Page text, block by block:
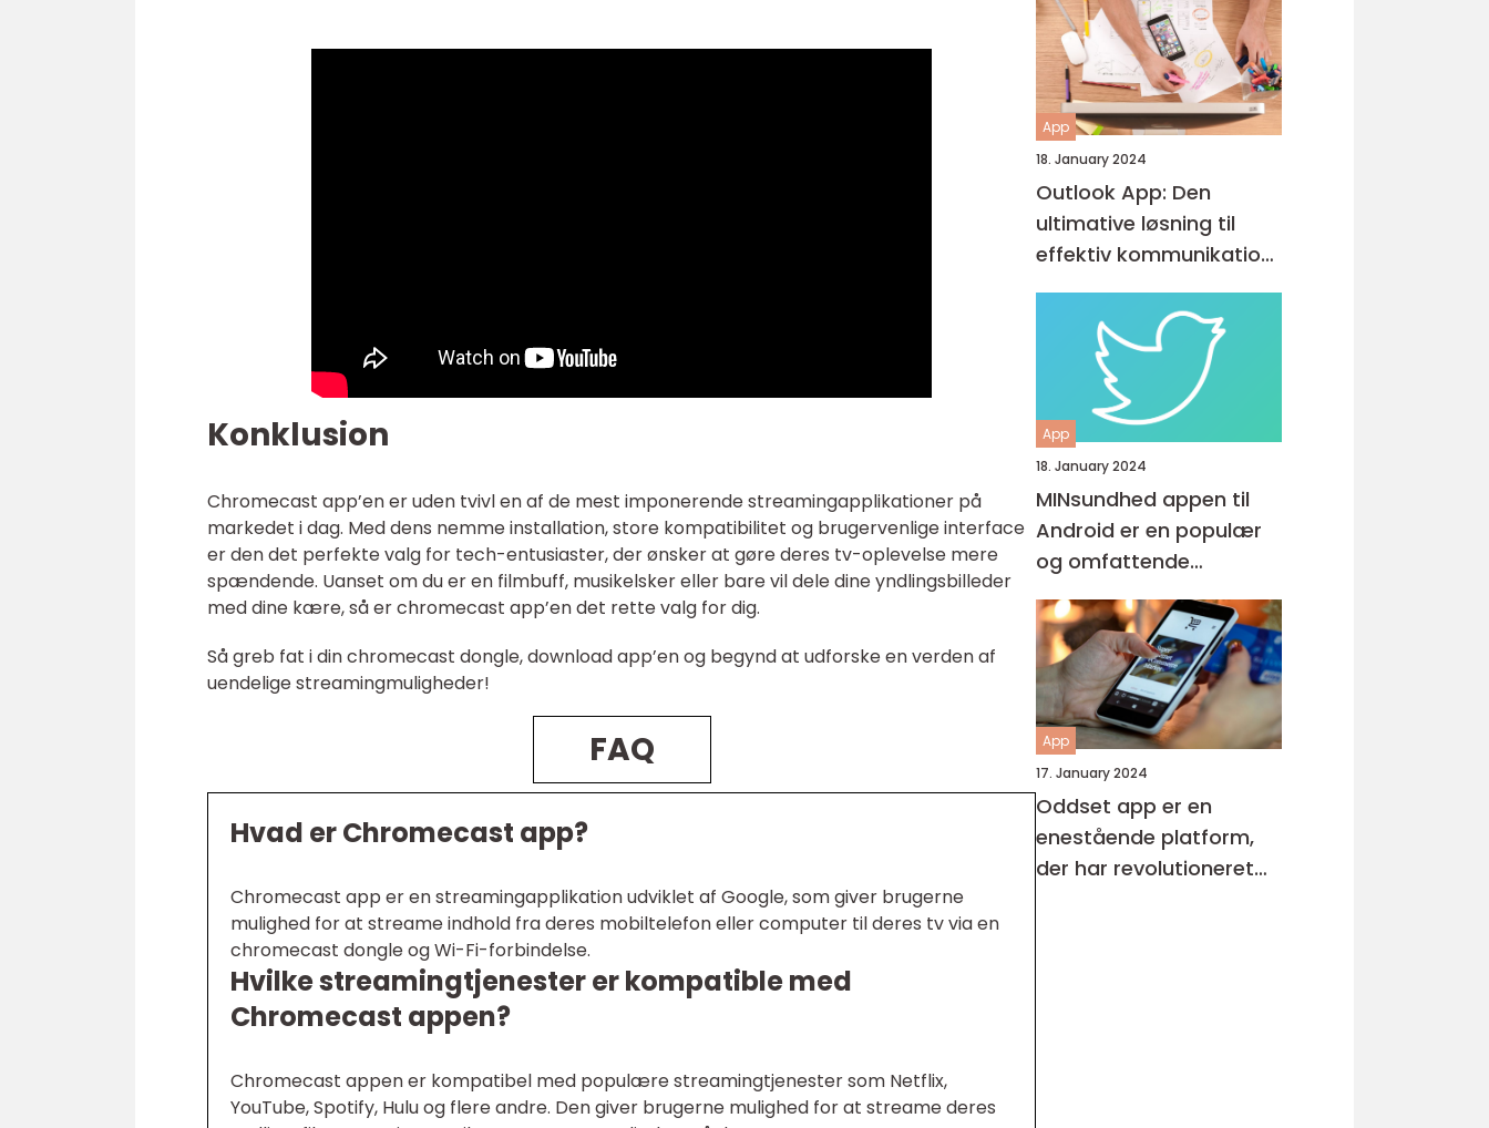
Konklusion
Chromecast app’en er uden tvivl en af de mest imponerende streamingapplikationer på
markedet i dag. Med dens nemme installation, store kompatibilitet og brugervenlige interface
er den det perfekte valg for tech-entusiaster, der ønsker at gøre deres tv-oplevelse mere
spændende. Uanset om du er en filmbuff, musikelsker eller bare vil dele dine yndlingsbilleder
med dine kære, så er chromecast app’en det rette valg for dig.
Så greb fat i din chromecast dongle, download app’en og begynd at udforske en verden af
uendelige streamingmuligheder!
FAQ
Hvad er Chromecast app?
Chromecast app er en streamingapplikation udviklet af Google, som giver brugerne
mulighed for at streame indhold fra deres mobiltelefon eller computer til deres tv via en
chromecast dongle og Wi-Fi-forbindelse.
Hvilke streamingtjenester er kompatible med
Chromecast appen?
Chromecast appen er kompatibel med populære streamingtjenester som Netflix,
YouTube, Spotify, Hulu og flere andre. Den giver brugerne mulighed for at streame deres
App
18. January 2024
Outlook App: Den
ultimative løsning til
effektiv kommunikation
og produktivitet
App
18. January 2024
MINsundhed appen til
Android er en populær
og omfattende
sundhedsapp, der giver
brugerne mulighed for
at overvåge og
forbedre deres generelle
helbred og velvære
App
17. January 2024
Oddset app er en
enestående platform,
der har revolutioneret